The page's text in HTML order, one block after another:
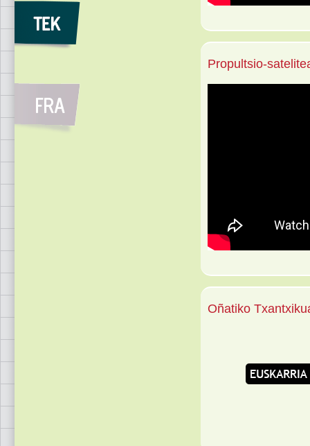
Propultsio-
Oñatiko